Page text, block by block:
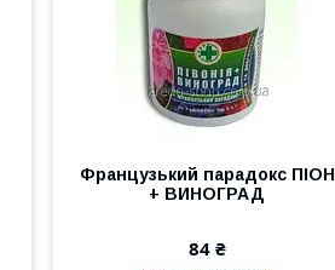
Французький парадокс ПІОН
+ ВИНОГРАД
84 ₴